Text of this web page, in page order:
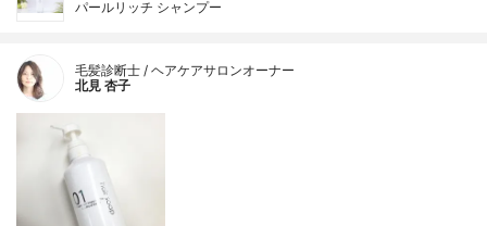
パールリッチ シャンプー
毛髪診断士 / ヘアケアサロンオーナー
北見 杏子